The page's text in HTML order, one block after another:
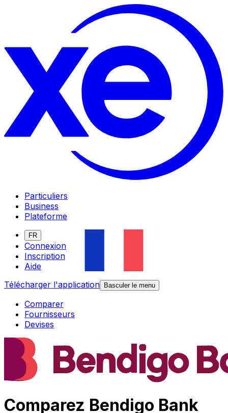
Particuliers
Business
Plateforme
FR
Connexion
Inscription
Aide
Télécharger l'application
Basculer le menu
Comparer
Fournisseurs
Devises
Comparez Bendigo Bank